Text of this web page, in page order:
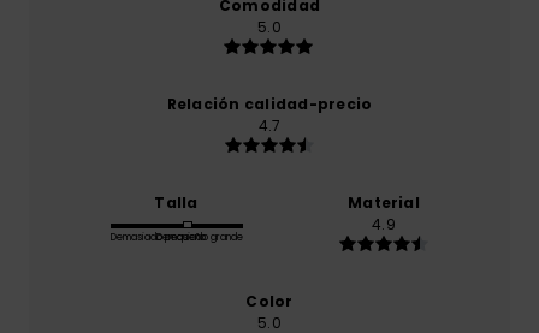
Comodidad
5.0
Relación calidad-precio
4.7
Talla
Demasiado pequeño
Demasiado grande
Material
4.9
Color
5.0